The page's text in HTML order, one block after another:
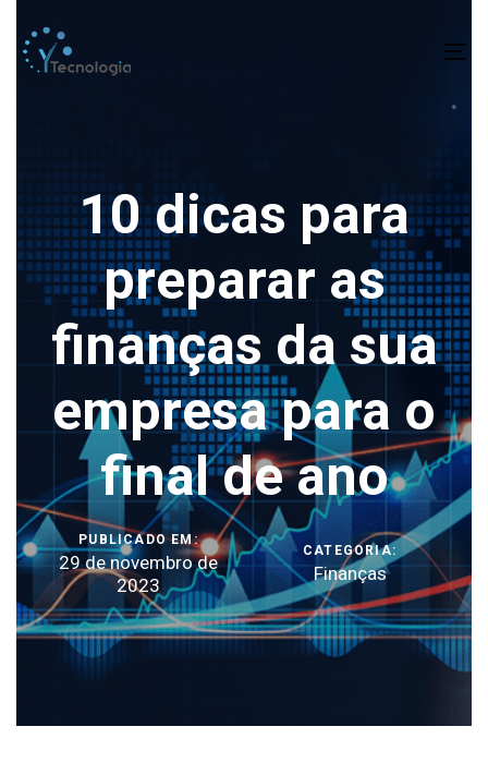
10 dicas para
preparar as
finanças da sua
empresa para o
final de ano
PUBLICADO EM:
29 de novembro de
2023
CATEGORIA:
Finanças